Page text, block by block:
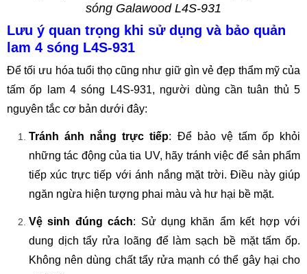
sóng Galawood L4S-931
Lưu ý quan trọng khi sử dụng và bảo quản
lam 4 sóng L4S-931
Để tối ưu hóa tuổi thọ cũng như giữ gìn vẻ đẹp thẩm mỹ của
tấm ốp lam 4 sóng L4S-931, người dùng cần tuân thủ 5
nguyên tắc cơ bản dưới đây:
Tránh ánh nắng trực tiếp: Để bảo vệ tấm ốp khỏi
những tác động của tia UV, hãy tránh việc để sản phẩm
tiếp xúc trực tiếp với ánh nắng mặt trời. Điều này giúp
ngăn ngừa hiện tượng phai màu và hư hại bề mặt.
Vệ sinh đúng cách: Sử dụng khăn ẩm kết hợp với
dung dịch tẩy rửa loãng để làm sạch bề mặt tấm ốp.
Không nên dùng chất tẩy rửa mạnh có thể gây hại cho